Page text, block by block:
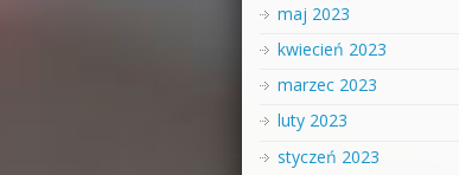
maj 2023
kwiecień 2023
marzec 2023
luty 2023
styczeń 2023